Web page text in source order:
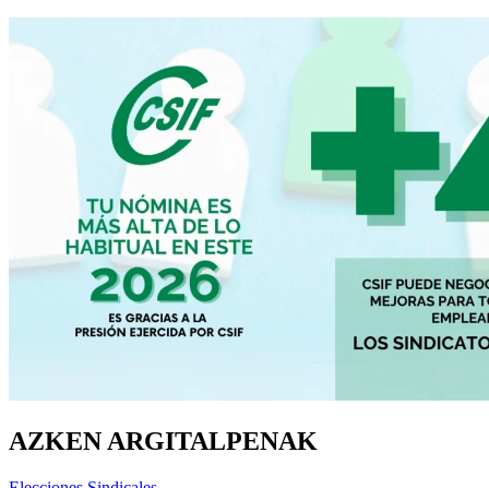
AZKEN ARGITALPENAK